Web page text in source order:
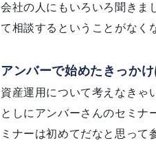
会社の人にもいろいろ聞きま
て相談するということがなく
アンバーで始めたきっかけ
資産運用について考えなきゃ
としにアンバーさんのセミナ
ミナーは初めてだなと思って